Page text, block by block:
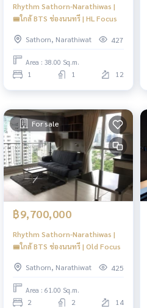
Rhythm Sathorn-Narathiwas |
🚝ใกล้ BTS ช่องนนทรี | HL Focus
Sathorn, Narathiwat 427
Area : 38.00 Sq.m.
1 1 12
For sale
฿9,700,000
Rhythm Sathorn-Narathiwas |
🚝ใกล้ BTS ช่องนนทรี | Old Focus
Sathorn, Narathiwat 425
Area : 61.00 Sq.m.
2 2 14